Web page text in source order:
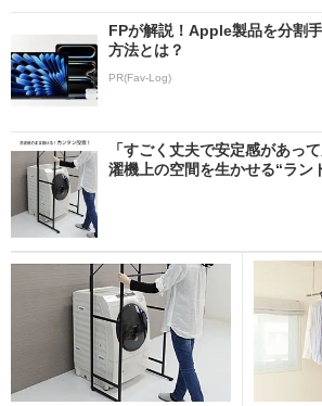
FPが解説！Apple製品を分割
方法とは？
PR(Fav-Log)
「すごく丈夫で安定感があっ
濯機上の空間を生かせる“ラン